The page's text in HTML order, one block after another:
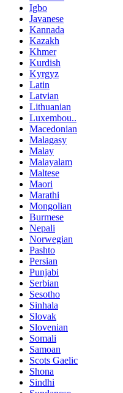
Igbo
Javanese
Kannada
Kazakh
Khmer
Kurdish
Kyrgyz
Latin
Latvian
Lithuanian
Luxembou..
Macedonian
Malagasy
Malay
Malayalam
Maltese
Maori
Marathi
Mongolian
Burmese
Nepali
Norwegian
Pashto
Persian
Punjabi
Serbian
Sesotho
Sinhala
Slovak
Slovenian
Somali
Samoan
Scots Gaelic
Shona
Sindhi